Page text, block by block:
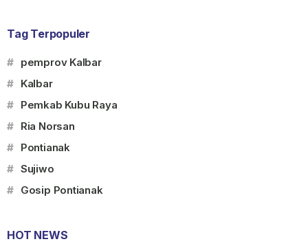
Tag Terpopuler
# pemprov Kalbar
# Kalbar
# Pemkab Kubu Raya
# Ria Norsan
# Pontianak
# Sujiwo
# Gosip Pontianak
HOT NEWS